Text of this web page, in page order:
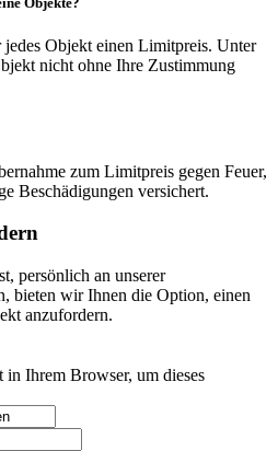
Objekt einen Limitpreis. Unter
nicht ohne Ihre Zustimmung
zum Limitpreis gegen Feuer,
Beschädigungen versichert.
persönlich an unserer
bieten wir Ihnen die Option, einen
anzufordern.
Ihrem Browser, um dieses